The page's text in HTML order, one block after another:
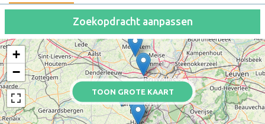
Zoekopdracht aanpassen
TOON GROTE KAART
+
−